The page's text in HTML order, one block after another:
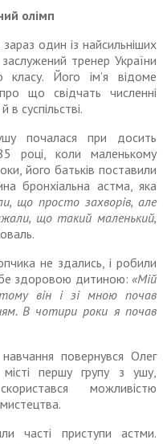
олімп
один із найсильніших
тренер України
класу. Його ім’я відоме
що свідчать численні
в суспільстві.
почалася при досить
році, коли маленькому
його батьків поставили
бронхіальна астма, яка
що просто захворів, але
що такий маленький,
не здались, і робили
здоровою дитиною: «Мій
він і зі мною почав
В чотири роки я почав
повернувся Олег
першу групу з ушу,
можливістю
часті приступи астми.